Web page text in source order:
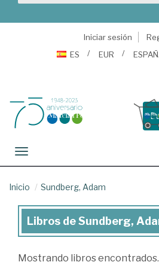
Iniciar sesión
ES
EUR
Toggle navigation
Inicio Sundberg, Adam
Libros
Libros de Sundberg,
Mostrando libros encontrados.